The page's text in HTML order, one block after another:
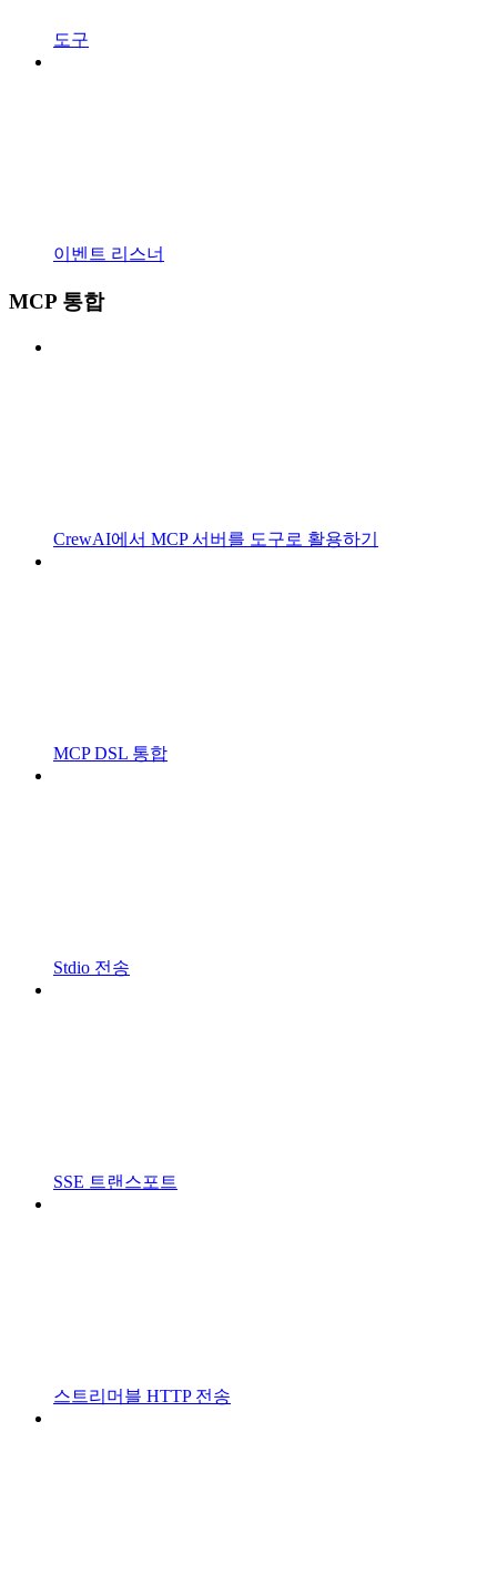
도구
이벤트 리스너
MCP 통합
CrewAI에서 MCP 서버를 도구로 활용하기
MCP DSL 통합
Stdio 전송
SSE 트랜스포트
스트리머블 HTTP 전송